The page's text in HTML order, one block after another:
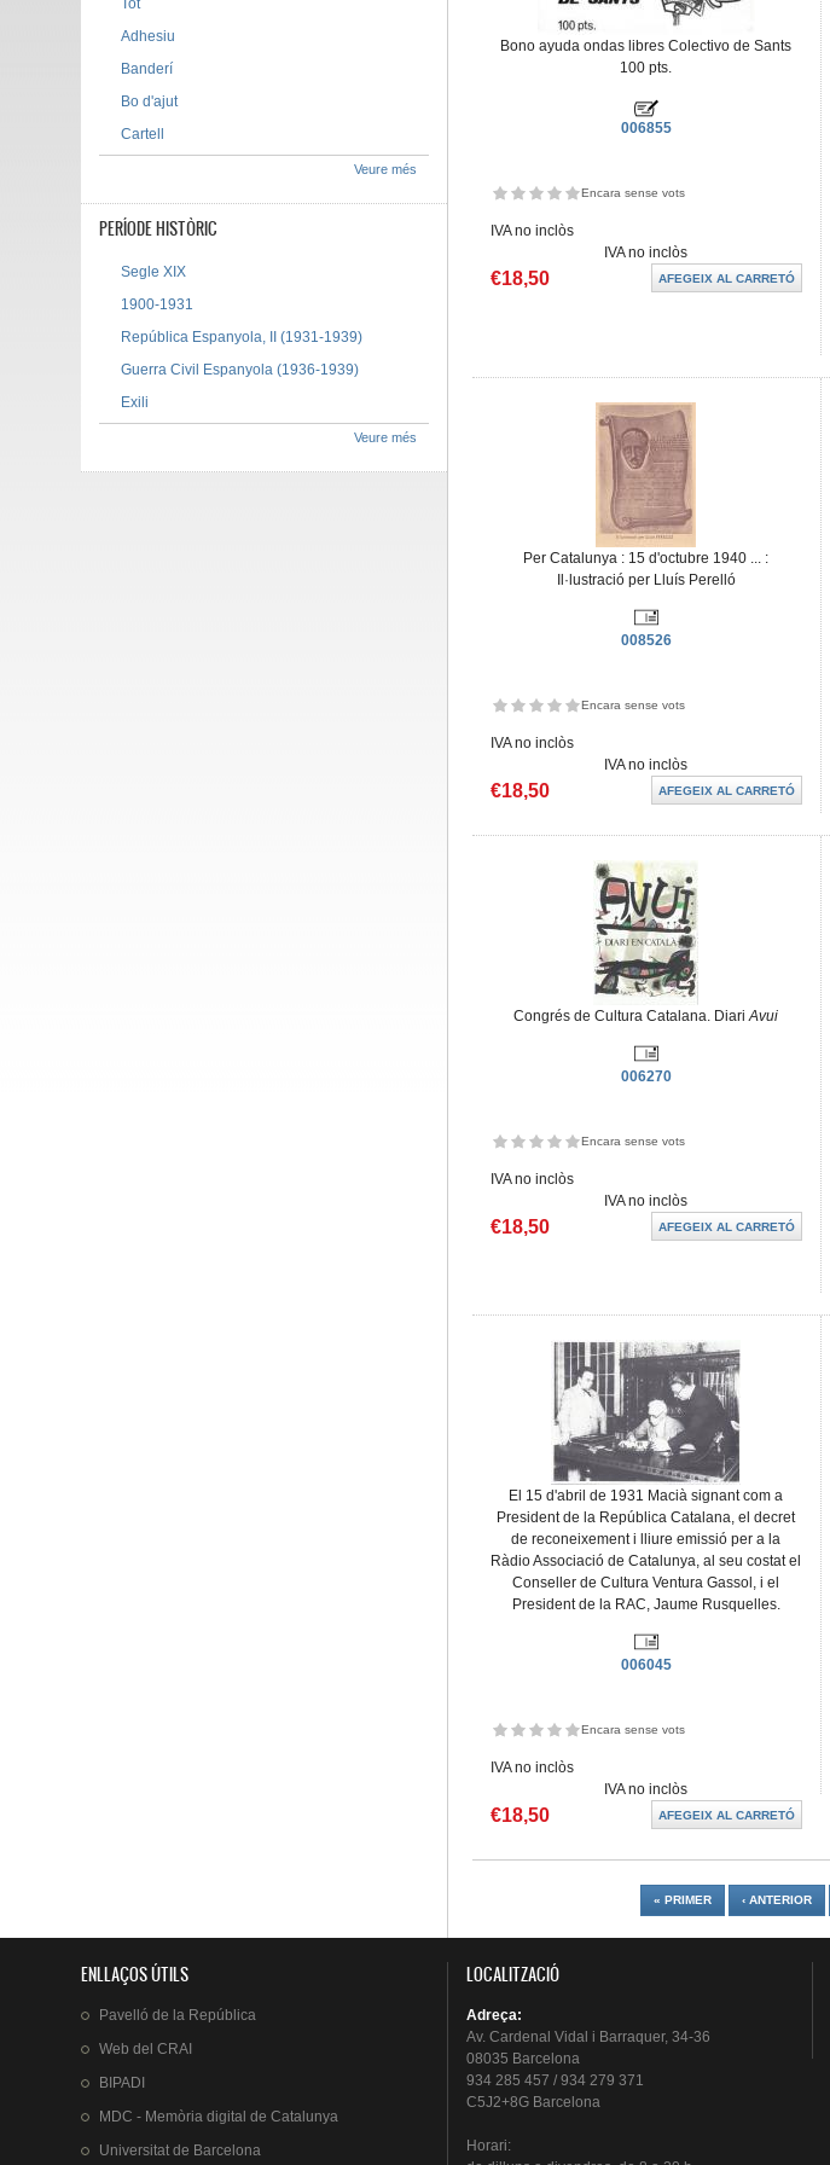
Bono ayuda ondas libres Colectivo de Sants
100 pts.
006855
Encara sense vots
IVA no inclòs
IVA no inclòs
€18,50
Per Catalunya : 15 d'octubre 1940 ... :
Il·lustració per Lluís Perelló
008526
Encara sense vots
IVA no inclòs
IVA no inclòs
€18,50
Congrés de Cultura Catalana. DiariAvui
006270
Encara sense vots
IVA no inclòs
IVA no inclòs
€18,50
El 15 d'abril de 1931 Macià signant com a
President de la República Catalana, el decret
de reconeixement i lliure emissió per a la
Ràdio Associació de Catalunya, al seu costat el
Conseller de Cultura Ventura Gassol, i el
President de la RAC, Jaume Rusquelles.
006045
Encara sense vots
IVA no inclòs
IVA no inclòs
€18,50
« PRIMER ‹ ANTERIOR
Tot
Adhesiu
Banderí
Bo d'ajut
Cartell
Veure més
PERÍODE HISTÒRIC
Segle XIX
1900-1931
República Espanyola, II (1931-1939)
Guerra Civil Espanyola (1936-1939)
Exili
Veure més
ENLLAÇOS ÚTILS
Pavelló de la República
Web delCRAI
BIPADI
MDC - Memòria digital de Catalunya
Universitat de Barcelona
LOCALITZACIÓ
Adreça:
Av. Cardenal Vidal i Barraquer, 34-36
08035 Barcelona
934 285 457 / 934 279 371
C5J2+8G Barcelona
Horari: